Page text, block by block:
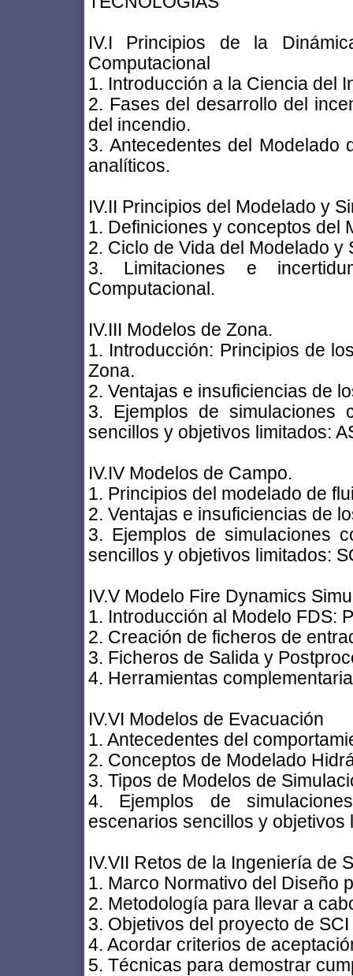
IV.I Principios de la
Computacional
1. Introducción a la Ciencia del
2. Fases del desarrollo del
del incendio.
3. Antecedentes del Modelado
analíticos.
IV.II Principios del Modelado y
1. Definiciones y conceptos del
2. Ciclo de Vida del Modelado y
3. Limitaciones e
Computacional.
IV.III Modelos de Zona.
1. Introducción: Principios de
Zona.
2. Ventajas e insuficiencias de
3. Ejemplos de simulaciones
sencillos y objetivos limitados:
IV.IV Modelos de Campo.
1. Principios del modelado de
2. Ventajas e insuficiencias de
3. Ejemplos de simulaciones
sencillos y objetivos limitados:
IV.V Modelo Fire Dynamics
1. Introducción al Modelo FDS:
2. Creación de ficheros de
3. Ficheros de Salida y
4. Herramientas
IV.VI Modelos de Evacuación
1. Antecedentes del
2. Conceptos de Modelado
3. Tipos de Modelos de
4. Ejemplos de
escenarios sencillos y objetivos
IV.VII Retos de la Ingeniería de
1. Marco Normativo del Diseño
2. Metodología para llevar a
3. Objetivos del proyecto de SCI
4. Acordar criterios de
5. Técnicas para demostrar